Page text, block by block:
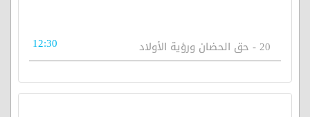
20 - حق الحضان ورؤية الأولاد 12:30